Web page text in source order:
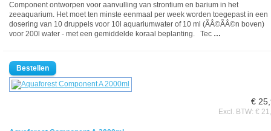
Component ontworpen voor aanvulling van strontium en barium in het
zeeaquarium. Het moet ten minste eenmaal per week worden toegepast in een
dosering van 10 druppels voor 10l aquariumwater of 10 ml (ÃÂ©ÃÂ©n boven)
voor 200l water - met een gemiddelde koraal beplanting. Tec …
€
Excl. BTW: €